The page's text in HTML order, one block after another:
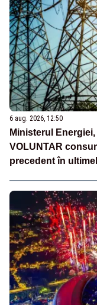
6 aug. 2026, 12:50
Ministerul
VOLUNTAR
precedent în